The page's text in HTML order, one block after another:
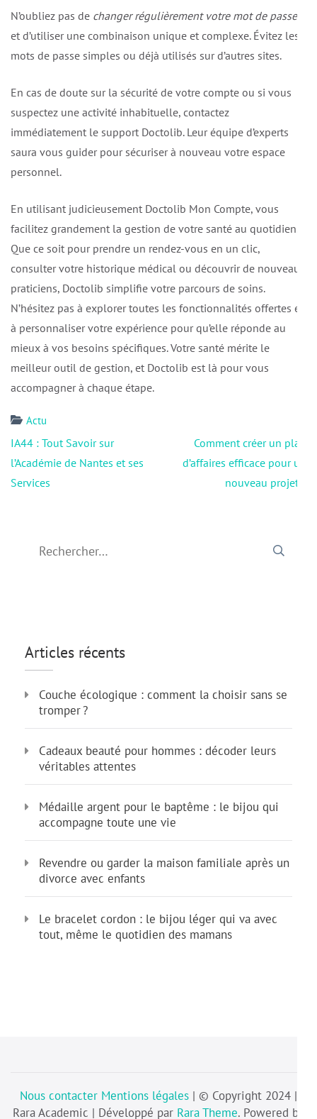
N’oubliez pas de changer régulièrement votre mot de passe
et d’utiliser une combinaison unique et complexe. Évitez les
mots de passe simples ou déjà utilisés sur d’autres sites.
En cas de doute sur la sécurité de votre compte ou si vous
suspectez une activité inhabituelle, contactez
immédiatement le support Doctolib. Leur équipe d’experts
saura vous guider pour sécuriser à nouveau votre espace
personnel.
En utilisant judicieusement Doctolib Mon Compte, vous
facilitez grandement la gestion de votre santé au quotidien.
Que ce soit pour prendre un rendez-vous en un clic,
consulter votre historique médical ou découvrir de nouveaux
praticiens, Doctolib simplifie votre parcours de soins.
N’hésitez pas à explorer toutes les fonctionnalités offertes et
à personnaliser votre expérience pour qu’elle réponde au
mieux à vos besoins spécifiques. Votre santé mérite le
meilleur outil de gestion, et Doctolib est là pour vous
accompagner à chaque étape.
Actu
Navigation
de
l’article
IA44 : Tout Savoir sur
l’Académie de Nantes et ses
Services
Comment créer un plan
d’affaires efficace pour un
nouveau projet ?
Articles récents
Couche écologique : comment la choisir sans se
tromper ?
Cadeaux beauté pour hommes : décoder leurs
véritables attentes
Médaille argent pour le baptême : le bijou qui
accompagne toute une vie
Revendre ou garder la maison familiale après un
divorce avec enfants
Le bracelet cordon : le bijou léger qui va avec
tout, même le quotidien des mamans
Nous contacter Mentions légales | © Copyright 2024 |
Rara Academic | Développé par Rara Theme. Powered by